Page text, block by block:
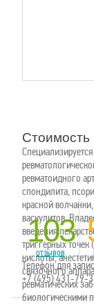
ревматоидного
спондилита,
красной
васкулитов.
введения
триггерных
кислоты,
связочного
ревматических
биологическими
103
отзывов
Телефон для
+7 (495) 431-79-